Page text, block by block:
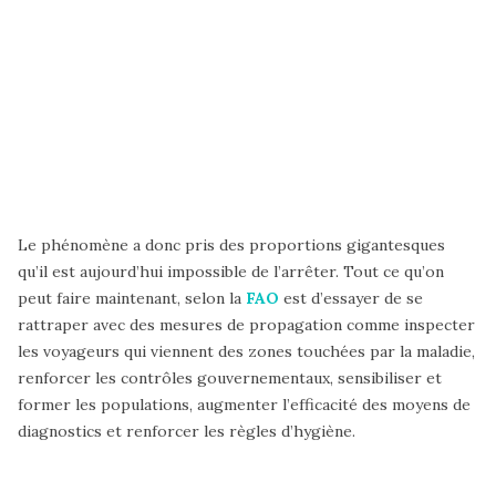
Le phénomène a donc pris des proportions gigantesques
qu’il est aujourd’hui impossible de l’arrêter. Tout ce qu’on
peut faire maintenant, selon la FAO est d’essayer de se
rattraper avec des mesures de propagation comme inspecter
les voyageurs qui viennent des zones touchées par la maladie,
renforcer les contrôles gouvernementaux, sensibiliser et
former les populations, augmenter l’efficacité des moyens de
diagnostics et renforcer les règles d’hygiène.